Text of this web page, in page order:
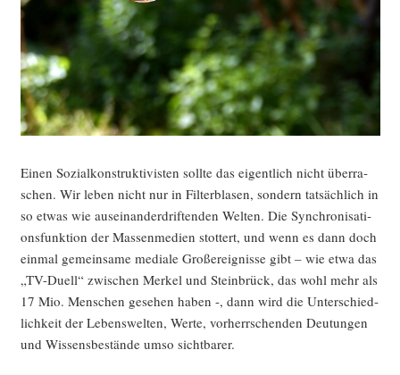
Einen Sozi­al­kon­struk­ti­vis­ten soll­te das eigent­lich nicht über­ra­
schen. Wir leben nicht nur in Fil­ter­bla­sen, son­dern tat­säch­lich in
so etwas wie aus­ein­an­der­drif­ten­den Wel­ten. Die Syn­chro­ni­sa­ti­
ons­funk­ti­on der Mas­sen­me­di­en stot­tert, und wenn es dann doch
ein­mal gemein­sa­me media­le Groß­ereig­nis­se gibt – wie etwa das
„TV-Duell“ zwi­schen Mer­kel und Stein­brück, das wohl mehr als
17 Mio. Men­schen gese­hen haben -, dann wird die Unter­schied­
lich­keit der Lebens­wel­ten, Wer­te, vor­herr­schen­den Deu­tun­gen
und Wis­sens­be­stän­de umso sichtbarer.